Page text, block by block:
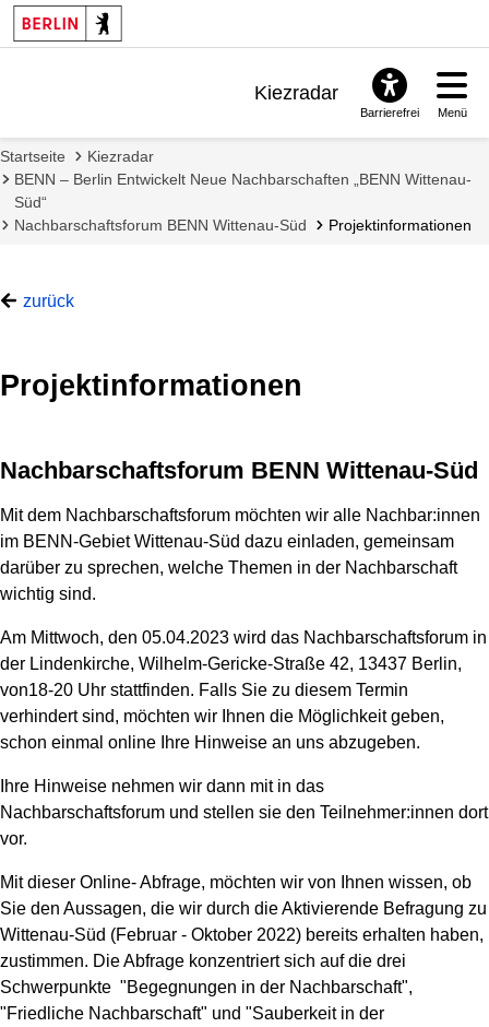
Kiezradar
Barrierefrei Menü
Startseite
Kiezradar
BENN – Berlin Entwickelt Neue Nachbarschaften „BENN Wittenau-
Süd“
Nachbarschaftsforum BENN Wittenau-Süd
Projektinformationen
zurück
Projektinformationen
Nachbarschaftsforum BENN Wittenau-Süd
Mit dem Nachbarschaftsforum möchten wir alle Nachbar:innen
im BENN-Gebiet Wittenau-Süd dazu einladen, gemeinsam
darüber zu sprechen, welche Themen in der Nachbarschaft
wichtig sind.
Am Mittwoch, den 05.04.2023 wird das Nachbarschaftsforum in
der Lindenkirche, Wilhelm-Gericke-Straße 42, 13437 Berlin,
von18-20 Uhr stattfinden. Falls Sie zu diesem Termin
verhindert sind, möchten wir Ihnen die Möglichkeit geben,
schon einmal online Ihre Hinweise an uns abzugeben.
Ihre Hinweise nehmen wir dann mit in das
Nachbarschaftsforum und stellen sie den Teilnehmer:innen dort
vor.
Mit dieser Online- Abfrage, möchten wir von Ihnen wissen, ob
Sie den Aussagen, die wir durch die Aktivierende Befragung zu
Wittenau-Süd (Februar - Oktober 2022) bereits erhalten haben,
zustimmen. Die Abfrage konzentriert sich auf die drei
Schwerpunkte "Begegnungen in der Nachbarschaft",
"Friedliche Nachbarschaft" und "Sauberkeit in der